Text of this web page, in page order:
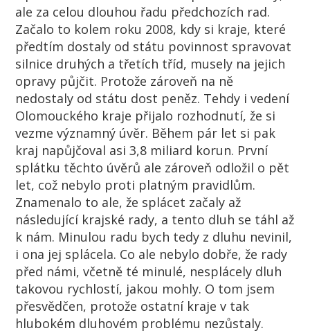
ale za celou dlouhou řadu předchozích rad.
Začalo to kolem roku 2008, kdy si kraje, které
předtím dostaly od státu povinnost spravovat
silnice druhých a třetích tříd, musely na jejich
opravy půjčit. Protože zároveň na ně
nedostaly od státu dost peněz. Tehdy i vedení
Olomouckého kraje přijalo rozhodnutí, že si
vezme významný úvěr. Během pár let si pak
kraj napůjčoval asi 3,8 miliard korun. První
splátku těchto úvěrů ale zároveň odložil o pět
let, což nebylo proti platným pravidlům.
Znamenalo to ale, že splácet začaly až
následující krajské rady, a tento dluh se táhl až
k nám. Minulou radu bych tedy z dluhu nevinil,
i ona jej splácela. Co ale nebylo dobře, že rady
před námi, včetně té minulé, nesplácely dluh
takovou rychlostí, jakou mohly. O tom jsem
přesvědčen, protože ostatní kraje v tak
hlubokém dluhovém problému nezůstaly.